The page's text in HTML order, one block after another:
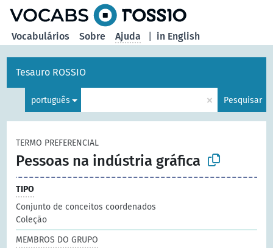
in English
Vocabulários Sobre Ajuda
Tesauro ROSSIO
português × Pesquisar
TERMO PREFERENCIAL
Pessoas na indústria gráfica
TIPO
Conjunto de conceitos coordenados
Coleção
MEMBROS DO GRUPO